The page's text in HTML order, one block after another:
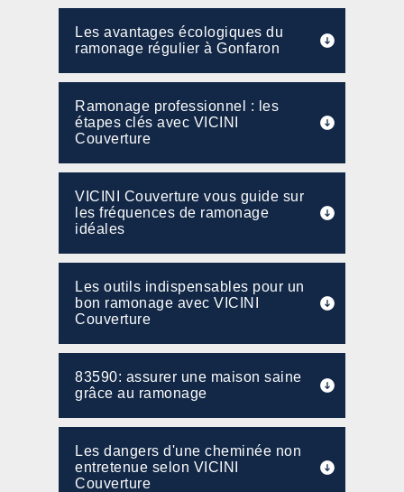
Les avantages écologiques du
ramonage régulier à Gonfaron
Ramonage professionnel : les
étapes clés avec VICINI
Couverture
VICINI Couverture vous guide sur
les fréquences de ramonage
idéales
Les outils indispensables pour un
bon ramonage avec VICINI
Couverture
83590: assurer une maison saine
grâce au ramonage
Les dangers d'une cheminée non
entretenue selon VICINI
Couverture